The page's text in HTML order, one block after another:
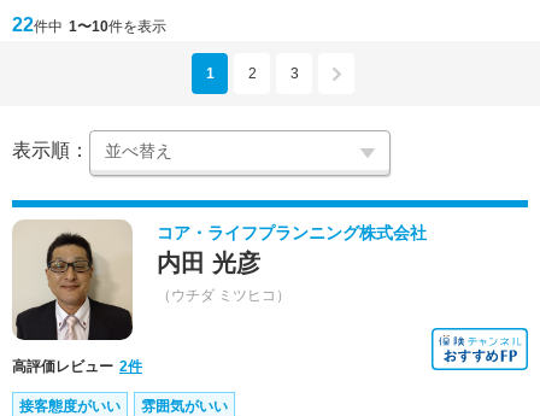
22件中 1〜10件を表示
1 2 3
表示順：
コア・ライフプランニング株式会社
内田 光彦
（ウチダ ミツヒコ）
高評価レビュー 2件
接客態度がいい 雰囲気がいい